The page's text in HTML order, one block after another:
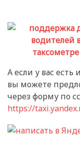
А если у вас есть
вы можете
через форму по
https://